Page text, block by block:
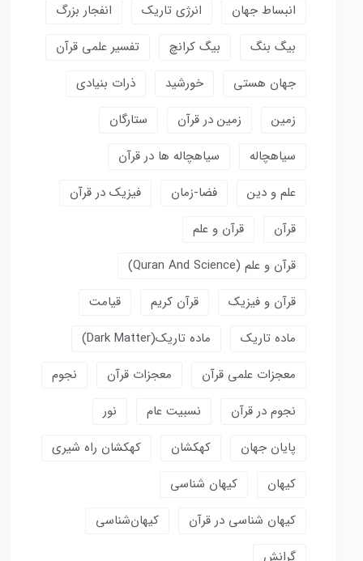
انبساط جهان
انرژی تاریک
انفجار بزرگ
بیگ بنگ
بیگ کرانچ
تفسیر علمی قرآن
جهان هستی
خورشید
ذرات بنیادی
زمین
زمین در قرآن
ستارگان
سیاهچاله
سیاهچاله ها در قرآن
علم و دین
فضا-زمان
فیزیک در قرآن
قرآن
قرآن و علم
قرآن و علم (Quran And Science)
قرآن و فیزیک
قرآن کریم
قیامت
ماده تاریک
ماده تاریک(dark Matter)
معجزات علمی قرآن
معجزات قرآن
نجوم
نجوم در قرآن
نسبیت عام
نور
پایان جهان
کهکشان
کهکشان راه شیری
کیهان
کیهان شناسی
کیهان شناسی در قرآن
کیهان‌شناسی
گرانش